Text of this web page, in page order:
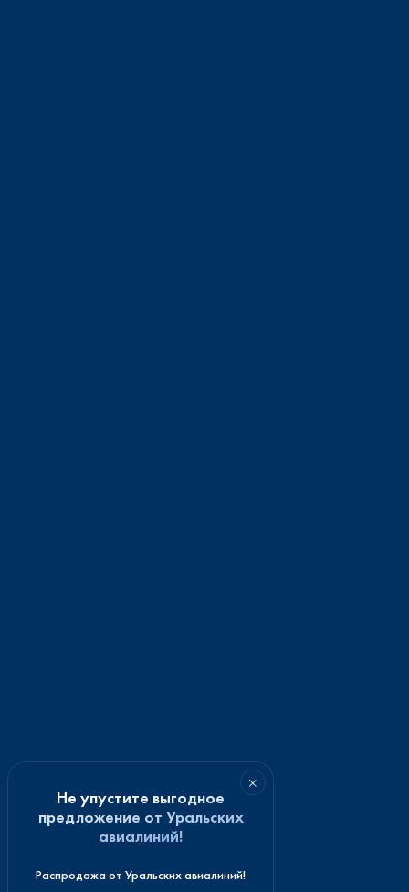
×
Не упустите выгодное
предложение от Уральских
авиалиний!
Распродажа от Уральских авиалиний!